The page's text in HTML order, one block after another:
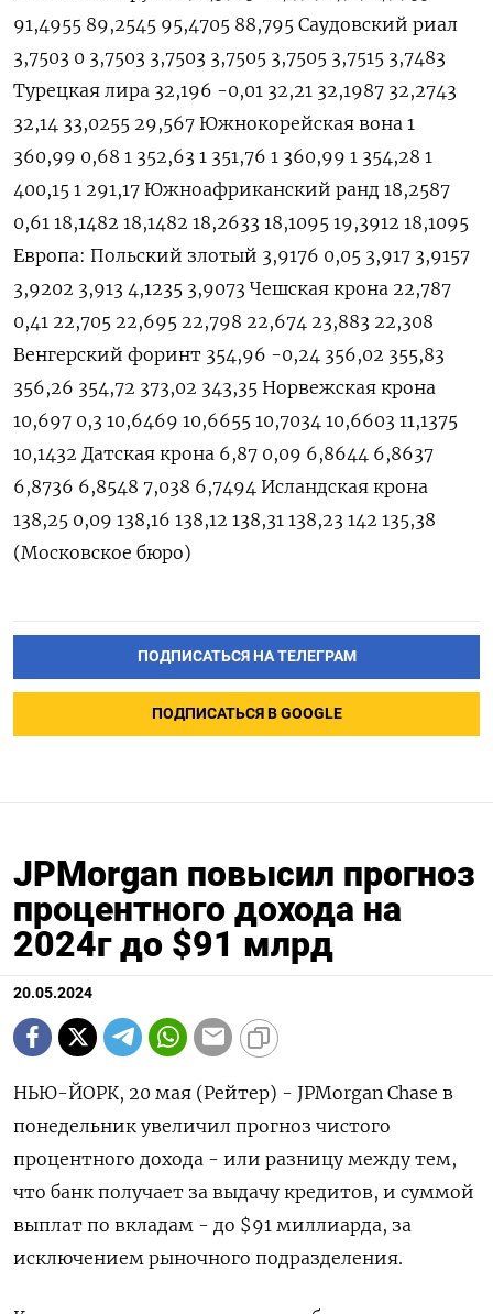
ПОДПИСАТЬСЯ НА ТЕЛЕГРАМ
ПОДПИСАТЬСЯ В GOOGLE
JPMorgan повысил прогноз
процентного дохода на
2024г до $91 млрд
20.05.2024
НЬЮ-ЙОРК, 20 мая (Рейтер) - JPMorgan Chase в
понедельник увеличил прогноз чистого
процентного дохода - или разницу между тем,
что банк получает за выдачу кредитов, и суммой
выплат по вкладам - до $91 миллиарда, за
исключением рыночного подразделения.